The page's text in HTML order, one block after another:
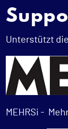
Unterstützt
MEHRSi -